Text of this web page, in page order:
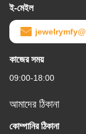
ই-মেইল
কাজের সময়
09:00-18:00
আমাদের ঠিকানা
কোম্পানির ঠিকানা